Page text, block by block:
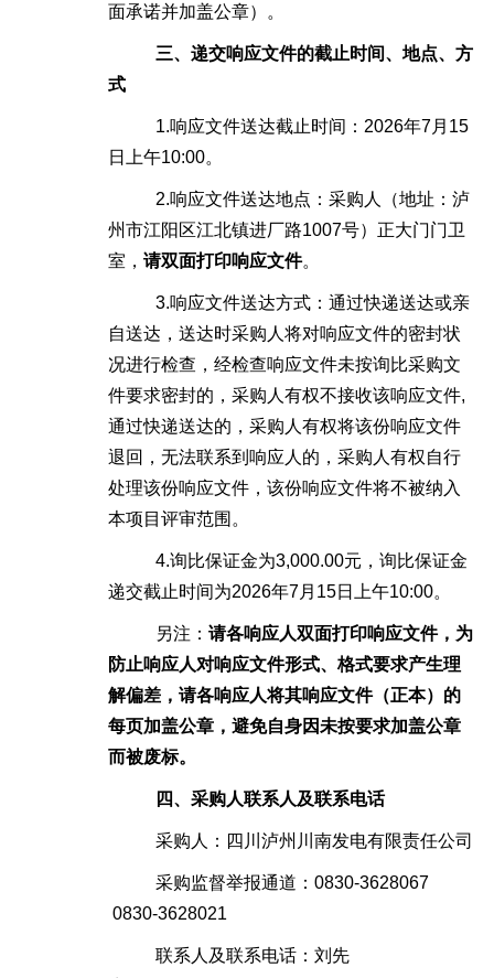
面承诺并加盖公章）。
三、 递交响应文件的截止时间、地点、方
式
1.响应文件送达截止时间： 2026年7月15
日上午10:00。
2.响应文件送达地点： 采购人（地址：泸
州市江阳区江北镇进厂路1007号） 正大门门卫
室， 请双面打印响应文件。
3.响应文件送达方式：通过快递送达或亲
自送达， 送达时采购人将对响应文件的密封状
况进行检查，经检查响应文件未按询比采购文
件要求密封的，采购人有权不接收该响应文件,
通过快递送达的，采购人有权将该份响应文件
退回，无法联系到 响应人的，采购人有权自行
处理该份响应文件，该份响应文件将不被纳入
本项目评审范围。
4.询比保证金为3,000.00元，询比保证金
递交截止时间为2026年7月15日上午10:00。
另注： 请各响应人双面打印响应文件， 为
防止响应人对响应文件形式、格式要求产生理
解偏差， 请各响应人将其响应文件（正本）的
每页加盖公章，避免自身因未按要求加盖公章
而被废标。
四、 采购人联系人及联系电话
采购人：四川泸州川南发电有限责任公司
采购监督举报通道： 0830-3628067
0830-3628021
联系人及联系电话：刘先